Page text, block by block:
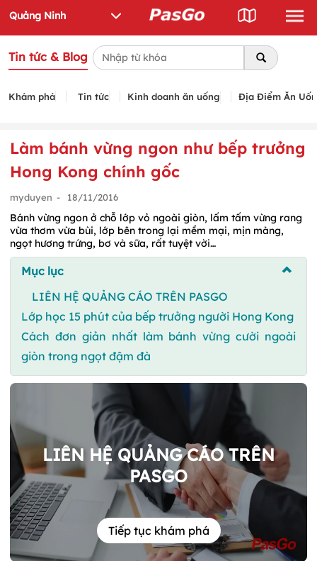
Tin tức & Blog
Khám phá Tin tức Kinh doanh ăn uống Địa Điểm Ăn
Làm bánh vừng ngon như bếp trưởng
Hong Kong chính gốc
myduyen - 18/11/2016
Bánh vừng ngon ở chỗ lớp vỏ ngoài giòn, lấm tấm vừng rang
vừa thơm vừa bùi, lớp bên trong lại mềm mại, mịn màng,
ngọt hương trứng, bơ và sữa, rất tuyệt vời…
Mục lục
LIÊN HỆ QUẢNG CÁO TRÊN PASGO
Lớp học 15 phút của bếp trưởng người Hong Kong
Cách đơn giản nhất làm bánh vừng cười ngoài
giòn trong ngọt đậm đà
LIÊN HỆ QUẢNG CÁO TRÊN
PASGO
Tiếp tục khám phá